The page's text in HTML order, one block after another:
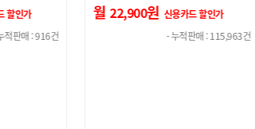
할인가
매 : 115,963건
월25,900원 신용카드 할인가
- 누적판매 : 916건